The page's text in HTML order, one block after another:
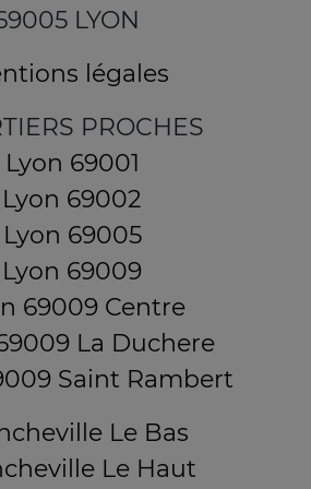
LYON
légales
PROCHES
Lyon 69001
Lyon 69002
Lyon 69005
Lyon 69009
69009 Centre
La Duchere
Saint Rambert
Le Bas
Le Haut